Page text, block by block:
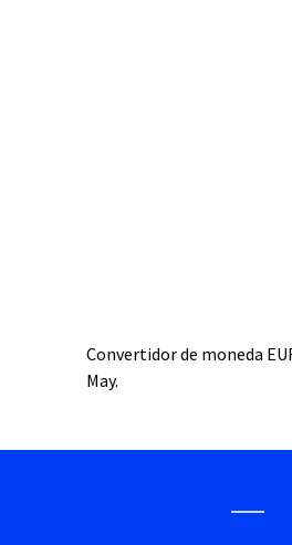
Convertidor de moneda
May.